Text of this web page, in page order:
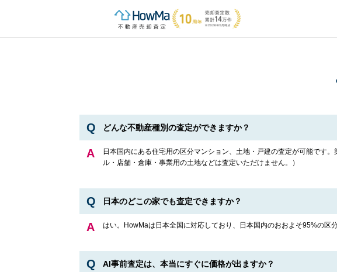
どんな不動産種別の査定ができますか？
日本国内にある住宅用の区分マンション、土地・戸建の査定が可能です
ル・店舗・倉庫・事業用の土地などは査定いただけません。）
日本のどこの家でも査定できますか？
はい。HowMaは日本全国に対応しており、日本国内のおおよそ95%の区
AI事前査定は、本当にすぐに価格が出ますか？